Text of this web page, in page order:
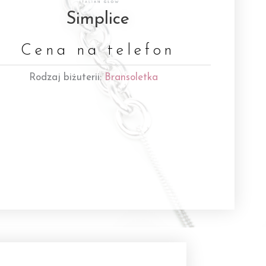
Simplice
Cena na telefon
Rodzaj biżuterii: Bransoletka